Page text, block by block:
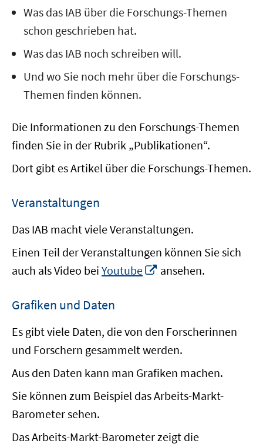
Was das IAB über die Forschungs-Themen
schon geschrieben hat.
Was das IAB noch schreiben will.
Und wo Sie noch mehr über die Forschungs-
Themen finden können.
Die Informationen zu den Forschungs-Themen
finden Sie in der Rubrik „Publikationen“.
Dort gibt es Artikel über die Forschungs-Themen.
Veranstaltungen
Das IAB macht viele Veranstaltungen.
Einen Teil der Veranstaltungen können Sie sich
auch als Video bei Youtube
In
ansehen.
Grafiken und Daten
Es gibt viele Daten, die von den Forscherinnen
und Forschern gesammelt werden.
Aus den Daten kann man Grafiken machen.
Sie können zum Beispiel das Arbeits-Markt-
Barometer sehen.
Das Arbeits-Markt-Barometer zeigt die